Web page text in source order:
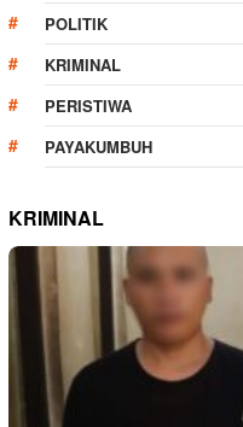
POLITIK
KRIMINAL
PERISTIWA
PAYAKUMBUH
KRIMINAL